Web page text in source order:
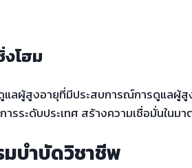
โฮม
ลผู้สูงอายุที่มีประสบการณ์การดูแลผู้
รระดับประเทศ สร้างความเชื่อมั่นใน
บำบัดวิชาชีพ